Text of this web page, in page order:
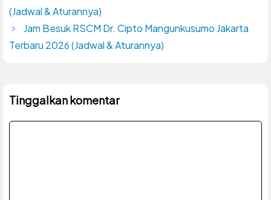
(Jadwal & Aturannya)
Jam Besuk RSCM Dr. Cipto Mangunkusumo Jakarta
Terbaru 2026 (Jadwal & Aturannya)
Tinggalkan komentar
Komentar